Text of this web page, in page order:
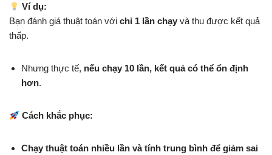
Ví dụ:
Bạn đánh giá thuật toán với chỉ 1 lần chạy và thu được kết quả
thấp.
Nhưng thực tế, nếu chạy 10 lần, kết quả có thể ổn định
hơn.
Cách khắc phục:
Chạy thuật toán nhiều lần và tính trung bình để giảm sai